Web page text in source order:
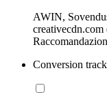
AWIN,
Conversion